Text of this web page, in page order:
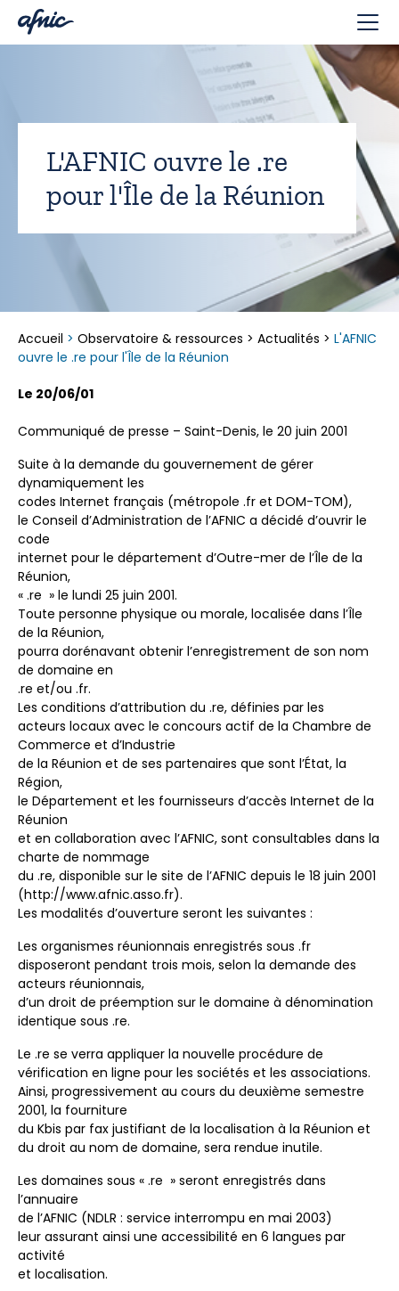
L'AFNIC ouvre le .re
pour l'Île de la Réunion
Accueil > Observatoire & ressources > Actualités > L'AFNIC
ouvre le .re pour l'Île de la Réunion
Le 20/06/01
Communiqué de presse – Saint-Denis, le 20 juin 2001
Suite à la demande du gouvernement de gérer
dynamiquement les
codes Internet français (métropole .fr et DOM-TOM),
le Conseil d’Administration de l’AFNIC a décidé d’ouvrir le
code
internet pour le département d’Outre-mer de l’Île de la
Réunion,
« .re » le lundi 25 juin 2001.
Toute personne physique ou morale, localisée dans l’Île
de la Réunion,
pourra dorénavant obtenir l’enregistrement de son nom
de domaine en
.re et/ou .fr.
Les conditions d’attribution du .re, définies par les
acteurs locaux avec le concours actif de la Chambre de
Commerce et d’Industrie
de la Réunion et de ses partenaires que sont l’État, la
Région,
le Département et les fournisseurs d’accès Internet de la
Réunion
et en collaboration avec l’AFNIC, sont consultables dans la
charte de nommage
du .re, disponible sur le site de l’AFNIC depuis le 18 juin 2001
(http://www.afnic.asso.fr).
Les modalités d’ouverture seront les suivantes :
Les organismes réunionnais enregistrés sous .fr
disposeront pendant trois mois, selon la demande des
acteurs réunionnais,
d’un droit de préemption sur le domaine à dénomination
identique sous .re.
Le .re se verra appliquer la nouvelle procédure de
vérification en ligne pour les sociétés et les associations.
Ainsi, progressivement au cours du deuxième semestre
2001, la fourniture
du Kbis par fax justifiant de la localisation à la Réunion et
du droit au nom de domaine, sera rendue inutile.
Les domaines sous « .re » seront enregistrés dans
l’annuaire
de l’AFNIC (NDLR : service interrompu en mai 2003)
leur assurant ainsi une accessibilité en 6 langues par
activité
et localisation.
Panneau de gestion des cookies